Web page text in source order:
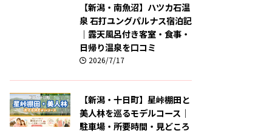
【新潟・南魚沼】ハツカ石温
泉 石打ユングパルナス宿泊記
｜露天風呂付き客室・食事・
日帰り温泉を口コミ
2026/7/17
【新潟・十日町】星峠棚田と
美人林を巡るモデルコース｜
駐車場・所要時間・見どころ